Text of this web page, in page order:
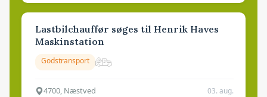
Lastbilchauffør søges til Henrik Haves
Maskinstation
Godstransport
4700, Næstved 03. aug.